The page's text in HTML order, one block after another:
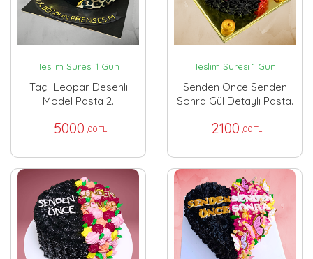
Teslim Süresi 1 Gün
Taçlı Leopar Desenli
Model Pasta 2.
5000 ,00 TL
Teslim Süresi 1 Gün
Senden Önce Senden
Sonra Gül Detaylı Pasta.
2100 ,00 TL